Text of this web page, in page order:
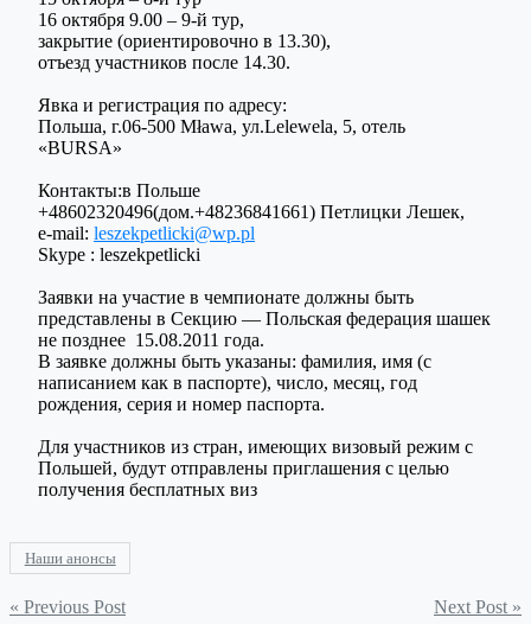
16 октября 9.00 – 9-й тур,
закрытие (ориентировочно в 13.30),
отъезд участников после 14.30.
Явка и регистрация по адресу:
Польша, г.06-500 Mława, ул.Lelewela, 5, отель
«BURSA»
Контакты:в Польше
+48602320496(дом.+48236841661) Петлицки Лешек,
e-mail: leszekpetlicki@wp.pl
Skype : leszekpetlicki
Заявки на участие в чемпионате должны быть
представлены в Секцию — Польская федерация шашек
не позднее 15.08.2011 года.
В заявке должны быть указаны: фамилия, имя (с
написанием как в паспорте), число, месяц, год
рождения, серия и номер паспорта.
Для участников из стран, имеющих визовый режим с
Польшей, будут отправлены приглашения с целью
получения бесплатных виз
Наши анонсы
Навигация
« Previous Post Next Post »